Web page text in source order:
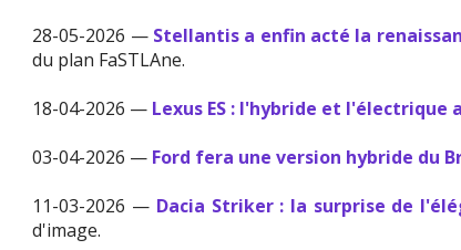
28-05-2026 — Stellantis a enfin acté la
du plan FaSTLAne.
18-04-2026 — Lexus ES : l'hybride et l'électrique
03-04-2026 — Ford fera une version hybride du
11-03-2026 — Dacia Striker : la surprise de
d'image.